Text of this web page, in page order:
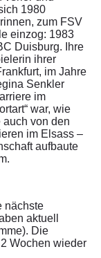
1980
zum FSV
einzog: 1983
Duisburg. Ihre
ihrer
im Jahre
Senkler
im
war, wie
von den
im Elsass –
aufbaute
nächste
aktuell
Die
Wochen wieder